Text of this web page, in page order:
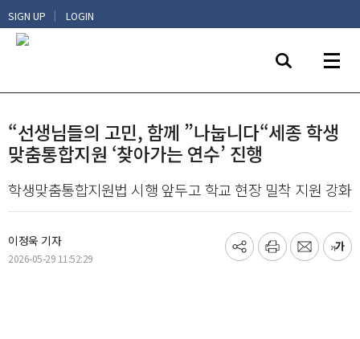
SIGN UP | LOGIN
“선생님들의 고민, 함께 ”나눕니다“세종 학생
맞춤통합지원 ‘찾아가는 연수’ 진행
학생맞춤통합지원법 시행 앞두고 학교 현장 밀착 지원 강화
이정욱 기자
2026-05-29 11:52:29
기
프
메
글